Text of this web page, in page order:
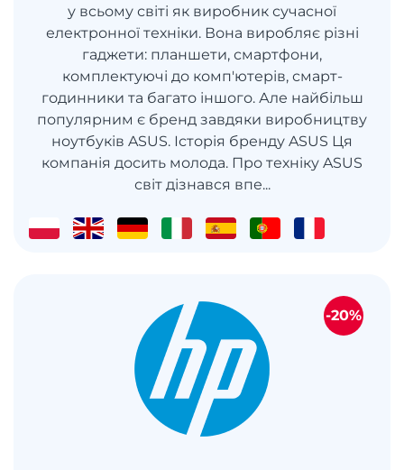
у всьому світі як виробник сучасної
електронної техніки. Вона виробляє різні
гаджети: планшети, смартфони,
комплектуючі до комп'ютерів, смарт-
годинники та багато іншого. Але найбільш
популярним є бренд завдяки виробництву
ноутбуків ASUS. Історія бренду ASUS Ця
компанія досить молода. Про техніку ASUS
світ дізнався впе...
-20%